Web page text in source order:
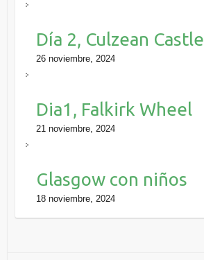
Día 2, Culzean Castle
26 noviembre, 2024
Dia1, Falkirk Wheel
21 noviembre, 2024
Glasgow con niños
18 noviembre, 2024